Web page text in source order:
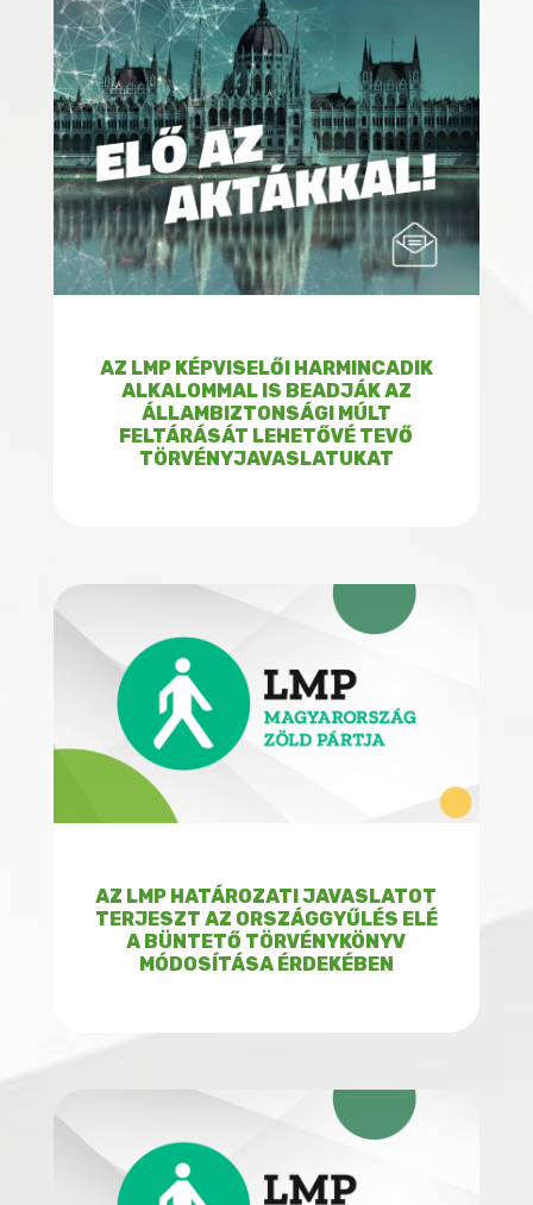
AZ LMP KÉPVISELŐI HARMINCADIK
ALKALOMMAL IS BEADJÁK AZ
ÁLLAMBIZTONSÁGI MÚLT
FELTÁRÁSÁT LEHETŐVÉ TEVŐ
TÖRVÉNYJAVASLATUKAT
AZ LMP HATÁROZATI JAVASLATOT
TERJESZT AZ ORSZÁGGYŰLÉS ELÉ
A BÜNTETŐ TÖRVÉNYKÖNYV
MÓDOSÍTÁSA ÉRDEKÉBEN